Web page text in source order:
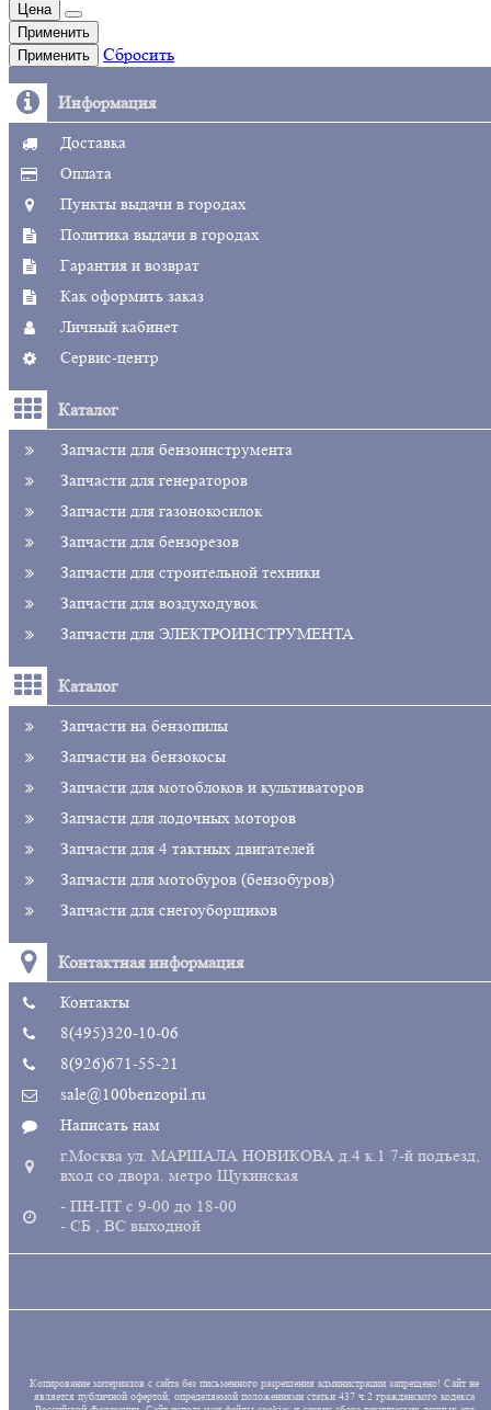
Цена
Применить
Применить
Сбросить
Информация
Доставка
Оплата
Пункты выдачи в городах
Политика выдачи в городах
Гарантия и возврат
Как оформить заказ
Личный кабинет
Сервис-центр
Каталог
Запчасти для бензоинструмента
Запчасти для генераторов
Запчасти для газонокосилок
Запчасти для бензорезов
Запчасти для строительной техники
Запчасти для воздуходувок
Запчасти для ЭЛЕКТРОИНСТРУМЕНТА
Каталог
Запчасти на бензопилы
Запчасти на бензокосы
Запчасти для мотоблоков и культиваторов
Запчасти для лодочных моторов
Запчасти для 4 тактных двигателей
Запчасти для мотобуров (бензобуров)
Запчасти для снегоуборщиков
Контактная информация
Контакты
8(495)320-10-06
8(926)671-55-21
sale@100benzopil.ru
Написать нам
г.Москва ул. МАРШАЛА НОВИКОВА д.4 к.1 7-й подъезд,
вход со двора. метро Щукинская
- ПН-ПТ с 9-00 до 18-00
- СБ , ВС выходной
Копирование материалов с сайта без письменного разрешения администрации запрещено! Сайт не
является публичной офертой, определяемой положениями статьи 437 ч.2 гражданского кодекса